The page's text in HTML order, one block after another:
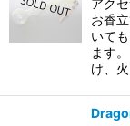
お香
いて
ます
け、